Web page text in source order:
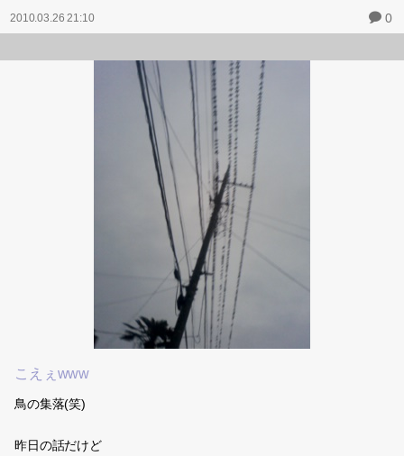
2010.03.26 21:10 0
こえぇwww
鳥の集落(笑)
昨日の話だけど